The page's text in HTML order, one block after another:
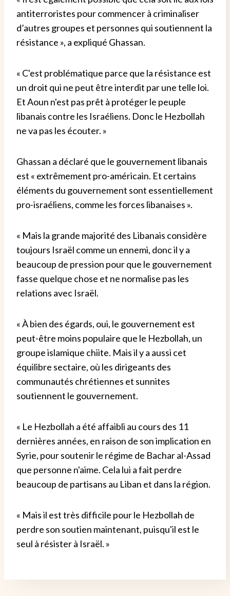
antiterroristes pour commencer à criminaliser
d’autres groupes et personnes qui soutiennent la
résistance », a expliqué Ghassan.
« C'est problématique parce que la résistance est
un droit qui ne peut être interdit par une telle loi.
Et Aoun n'est pas prêt à protéger le peuple
libanais contre les Israéliens. Donc le Hezbollah
ne va pas les écouter. »
Ghassan a déclaré que le gouvernement libanais
est « extrêmement pro-américain. Et certains
éléments du gouvernement sont essentiellement
pro-israéliens, comme les forces libanaises ».
« Mais la grande majorité des Libanais considère
toujours Israël comme un ennemi, donc il y a
beaucoup de pression pour que le gouvernement
fasse quelque chose et ne normalise pas les
relations avec Israël.
« À bien des égards, oui, le gouvernement est
peut-être moins populaire que le Hezbollah, un
groupe islamique chiite. Mais il y a aussi cet
équilibre sectaire, où les dirigeants des
communautés chrétiennes et sunnites
soutiennent le gouvernement.
« Le Hezbollah a été affaibli au cours des 11
dernières années, en raison de son implication en
Syrie, pour soutenir le régime de Bachar al-Assad
que personne n'aime. Cela lui a fait perdre
beaucoup de partisans au Liban et dans la région.
« Mais il est très difficile pour le Hezbollah de
perdre son soutien maintenant, puisqu'il est le
seul à résister à Israël. »